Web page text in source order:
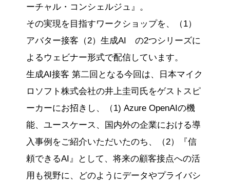
ーチャル・コンシェルジュ』。
その実現を目指すワークショップを、（1）
アバター接客（2）生成AI の2つシリーズに
よるウェビナー形式で配信しています。
生成AI接客 第二回となる今回は、日本マイク
ロソフト株式会社の井上圭司氏をゲストスピ
ーカーにお招きし、（1) Azure OpenAIの機
能、ユースケース、国内外の企業における導
入事例をご紹介いただいたのち、（2）『信
頼できるAI』として、将来の顧客接点への活
用も視野に、どのようにデータやプライバシ